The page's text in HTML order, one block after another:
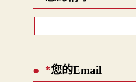
*您的Email